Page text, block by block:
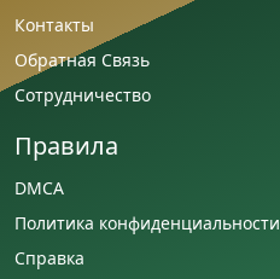
Контакты
Обратная Связь
Сотрудничество
Правила
DMCA
Политика конфиденциальности
Справка